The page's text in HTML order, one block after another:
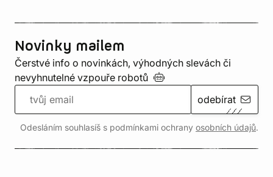
Novinky mailem
Čerstvé info o novinkách, výhodných slevách či
nevyhnutelné vzpouře robotů
odebírat
Odesláním souhlasíš s podmínkami ochrany osobních údajů.